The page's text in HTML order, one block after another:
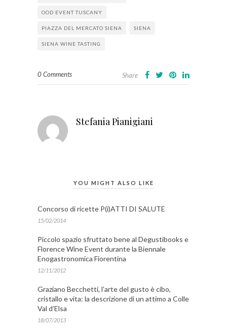
OOD EVENT TUSCANY
PIAZZA DEL MERCATO SIENA SIENA
SIENA WINE TASTING
0 Comments Share
Stefania Pianigiani
YOU MIGHT ALSO LIKE
Concorso di ricette P(i)ATTI DI SALUTE
15/02/2014
Piccolo spazio sfruttato bene al Degustibooks e
Florence Wine Event durante la Biennale
Enogastronomica Fiorentina
12/11/2012
Graziano Becchetti, l’arte del gusto è cibo,
cristallo e vita: la descrizione di un attimo a Colle
Val d’Elsa
18/07/2013